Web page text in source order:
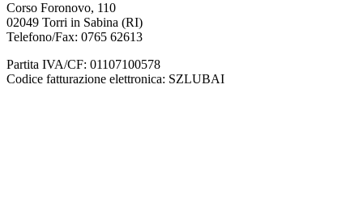
Corso Foronovo, 110
02049 Torri in Sabina (RI)
Telefono/Fax: 0765 62613
Partita IVA/CF: 01107100578
Codice fatturazione elettronica: SZLUBAI